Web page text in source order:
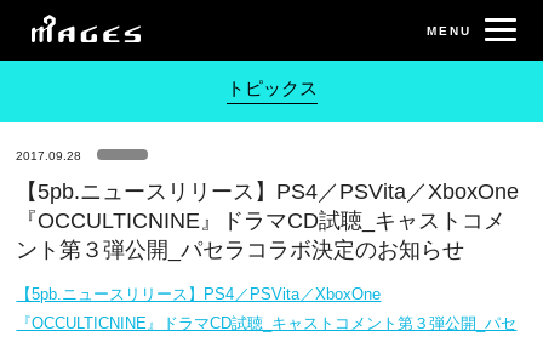
トピックス
2017.09.28
【5pb.ニュースリリース】PS4／PSVita／XboxOne
『OCCULTICNINE』ドラマCD試聴_キャストコメ
ント第３弾公開_パセラコラボ決定のお知らせ
【5pb.ニュースリリース】PS4／PSVita／XboxOne
『OCCULTICNINE』ドラマCD試聴_キャストコメント第３弾公開_パセ